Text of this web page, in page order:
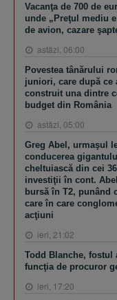
Vacanţa de 700 de
unde „Preţul mediu
de avion, cazare
astăzi, 06:00
Povestea tânărului
juniori, care după ce
construit una dintre
budget din România
astăzi, 05:00
Greg Abel, urmaşul
conducerea
cheltuiască din cei
investiţii în cont.
bursă în T2, punând
care în care
acţiuni
ieri, 21:02
Todd Blanche,
funcţia de procuror
ieri, 17:20